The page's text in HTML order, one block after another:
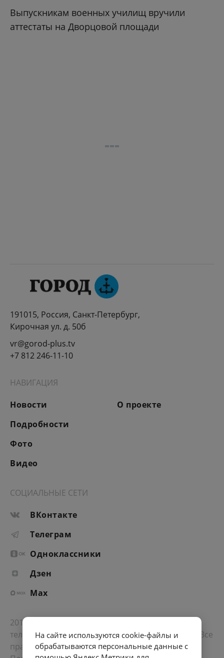
Выпускникам военных училищ вручили
аттестаты на Дворцовой площади
191015, Россия, Санкт-Петербург,
Кирочная ул. д. 50б
vr@gorod-plus.tv
+7 812 246-11-10
НАВИГАЦИЯ
Новости
Подробности
Фото
Видео
О проекте
СОЦИАЛЬНЫЕ СЕТИ
ВКонтакте
Телеграм
Одноклассники
Дзен
Max
2012-2026 © Портал «Электронное интернет-
телевидение правительства Санкт-Петербурга». Все
права защищены.
На сайте используются cookie-файлы и
обрабатываются персональные данные с